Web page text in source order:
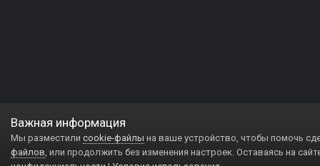
Важная информация
Мы разместили cookie-файлы на ваше устройство, чтобы помочь
файлов, или продолжить без изменения настроек. Оставаясь на